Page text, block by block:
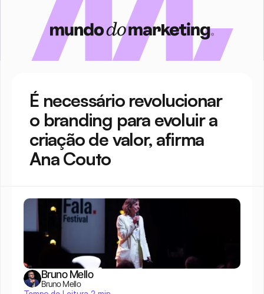
É necessário revolucionar
o branding para evoluir a
criação de valor, afirma
Ana Couto
Bruno Mello
Bruno Mello